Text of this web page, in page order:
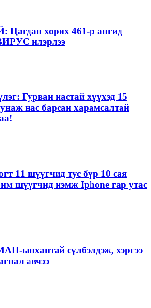
хорих 461-р ангид
илэрлээ
Гурван настай хүүхэд 15
нас барсан харамсалтай
11 шүүгчид тус бүр 10 сая
шүүгчид нэмж Iphone гар утас
ынхантай сүлбэлдэж, хэргээ
авчээ